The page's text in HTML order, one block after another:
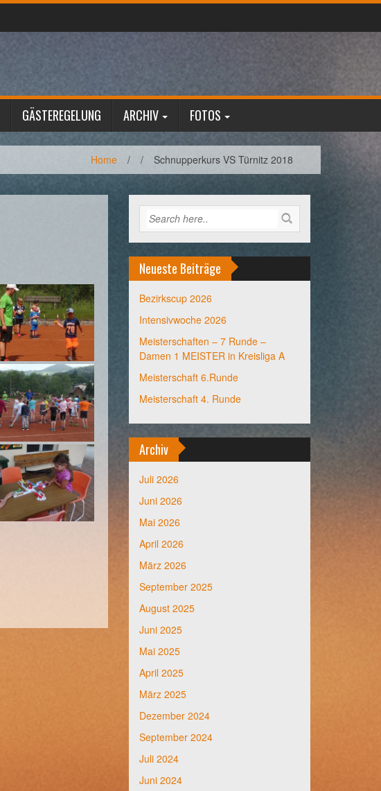
GÄSTEREGELUNG ARCHIV FOTOS
Home / / Schnupperkurs VS Türnitz 2018
Neueste Beiträge
Bezirkscup 2026
Intensivwoche 2026
Meisterschaften – 7 Runde –
Damen 1 MEISTER in Kreisliga A
Meisterschaft 6.Runde
Meisterschaft 4. Runde
Archiv
Juli 2026
Juni 2026
Mai 2026
April 2026
März 2026
September 2025
August 2025
Juni 2025
Mai 2025
April 2025
März 2025
Dezember 2024
September 2024
Juli 2024
Juni 2024